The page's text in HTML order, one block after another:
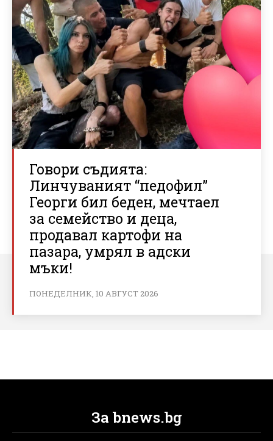
Говори съдията:
Линчуваният “педофил”
Георги бил беден, мечтаел
за семейство и деца,
продавал картофи на
пазара, умрял в адски
мъки!
ПОНЕДЕЛНИК, 10 АВГУСТ 2026
За bnews.bg